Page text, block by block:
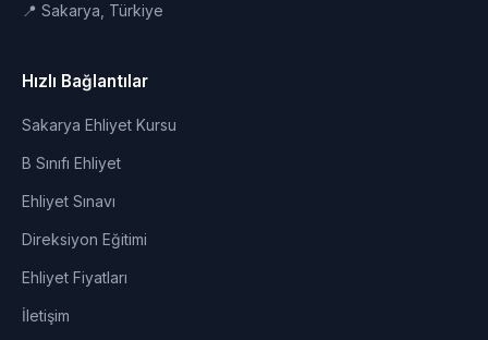
📍 Sakarya, Türkiye
Hızlı Bağlantılar
Sakarya Ehliyet Kursu
B Sınıfı Ehliyet
Ehliyet Sınavı
Direksiyon Eğitimi
Ehliyet Fiyatları
İletişim